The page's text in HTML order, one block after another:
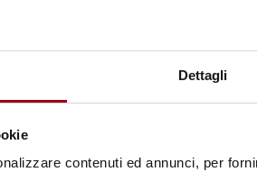
Dettagli
contenuti ed annunci, per
Jean Monnet sullo
e l'integrazione
13.10.2010